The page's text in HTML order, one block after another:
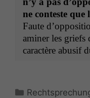
ne con­teste que
Faute
am­in­er les griefs
car­ac­tère abusif
Kategorien